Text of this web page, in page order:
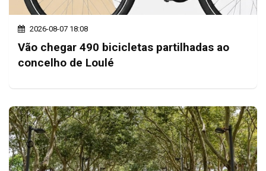
2026-08-07 18:08
Vão chegar 490 bicicletas partilhadas ao
concelho de Loulé